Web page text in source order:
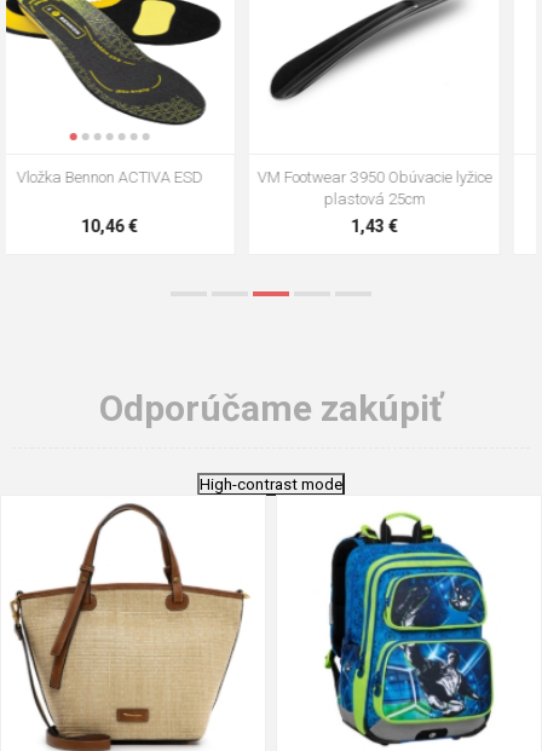
VM Footwear 3009 Vkladacia
5,21 €
VM Footwear 3102 Šnúrky ploché
0,79 €
Odporúčame zakúpiť
High-contrast mode